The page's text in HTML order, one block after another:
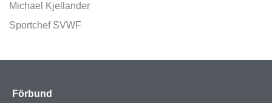
Michael Kjellander
Sportchef SVWF
Förbund